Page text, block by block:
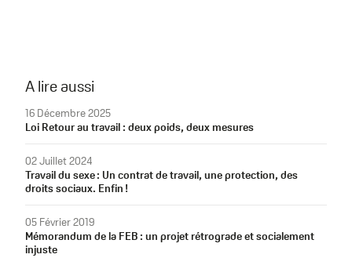
A lire aussi
16 Décembre 2025
Loi Retour au travail : deux poids, deux mesures
02 Juillet 2024
Travail du sexe : Un contrat de travail, une protection, des
droits sociaux. Enfin !
05 Février 2019
Mémorandum de la FEB : un projet rétrograde et socialement
injuste